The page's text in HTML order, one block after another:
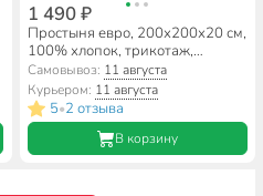
1 490 ₽
Простыня евро, 200х200х20 см,
100% хлопок, трикотаж,
графит, на резинке, Silvano
Самовывоз: 11 августа
Курьером: 11 августа
5•2 отзыва
В корзину